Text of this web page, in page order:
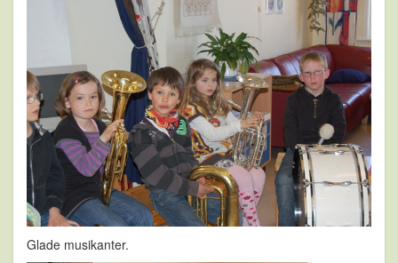
Glade musikanter.